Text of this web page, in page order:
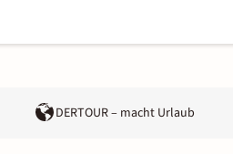
DERTOUR – macht Urlaub